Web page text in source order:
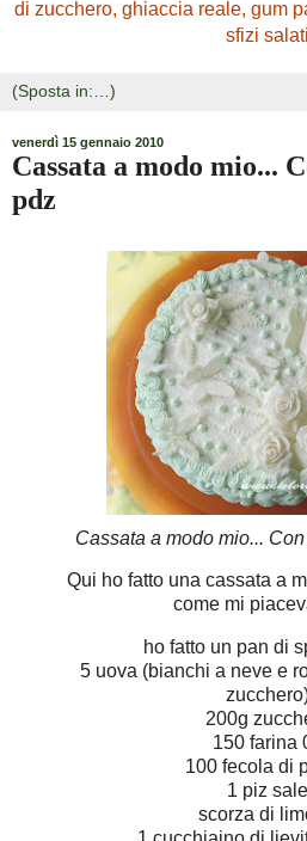
di zucchero, ghiaccia reale, gum
sfizi salati
venerdì 15 gennaio 2010
Cassata a modo mio...
pdz
Cassata a modo mio...
Qui ho fatto una cassata a
come mi
ho fatto un pan di
5 uova (bianchi a neve e
200g
150 farina
100 fecola di
1 piz sale
scorza di